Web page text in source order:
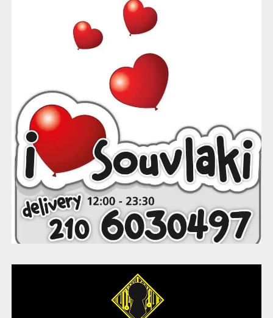
*ΕΚΠΟΛΙΤΙΣΤΙΚΟΣ – ΕΠΙΜΟΡΦΩΤΙΚΟΣ ΣΥΛΛΟΓΟΣ
ΣΥΝΑΥΛΙΑ με τον Μπάμπη Τσέρτο
στις 21:30.
Σάββατο 12/7
Πανηγυρικός εσπερινός, στις 19:00
Λιτανεία της εικόνας της Οσίας Ανθούσης
Κυριακή 13/7
07:00 Πανηγυρική Θεία Λειτουργία
19:00 Παράκληση στην Αγία Ανθούσα
Ιερός Ναός Κοιμήσεως Θεοτόκου Ανθούσας